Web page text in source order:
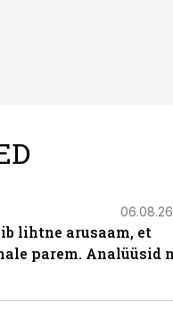
lihtne arusaam, et
parem. Analüüsid